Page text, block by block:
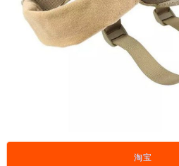
淘宝